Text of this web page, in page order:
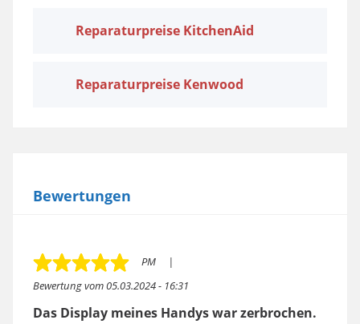
Reparaturpreise KitchenAid
Reparaturpreise Kenwood
Bewertungen
Bewertung vom05.03.2024 - 16:31
PM
Das Display meines Handys war zerbrochen.